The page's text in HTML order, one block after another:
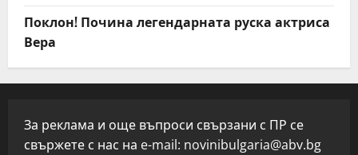
Поклон! Почина легендарната руска актриса
Вера
За реклама и още въпроси свързани с ПР се
свържете с нас на e-mail: novinibulgaria@abv.bg